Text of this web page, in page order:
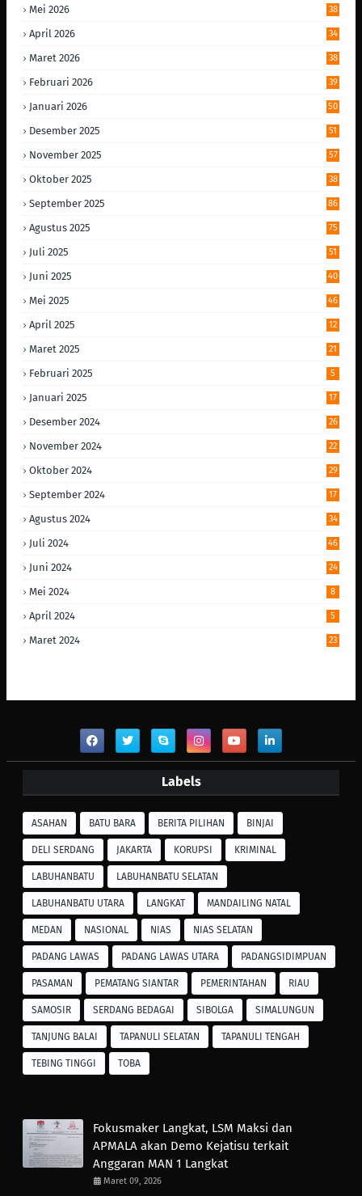
Mei 2026 38
April 2026 34
Maret 2026 38
Februari 2026 39
Januari 2026 50
Desember 2025 51
November 2025 57
Oktober 2025 38
September 2025 86
Agustus 2025 75
Juli 2025 51
Juni 2025 40
Mei 2025 46
April 2025 12
Maret 2025 21
Februari 2025 5
Januari 2025 17
Desember 2024 26
November 2024 22
Oktober 2024 29
September 2024 17
Agustus 2024 34
Juli 2024 46
Juni 2024 24
Mei 2024 8
April 2024 5
Maret 2024 23
Labels
ASAHAN BATU BARA BERITA PILIHAN BINJAI
DELI SERDANG JAKARTA KORUPSI KRIMINAL
LABUHANBATU LABUHANBATU SELATAN
LABUHANBATU UTARA LANGKAT MANDAILING NATAL
MEDAN NASIONAL NIAS NIAS SELATAN
PADANG LAWAS PADANG LAWAS UTARA PADANGSIDIMPUAN
PASAMAN PEMATANG SIANTAR PEMERINTAHAN RIAU
SAMOSIR SERDANG BEDAGAI SIBOLGA SIMALUNGUN
TANJUNG BALAI TAPANULI SELATAN TAPANULI TENGAH
TEBING TINGGI TOBA
Fokusmaker Langkat, LSM Maksi dan
APMALA akan Demo Kejatisu terkait
Anggaran MAN 1 Langkat
Maret 09, 2026